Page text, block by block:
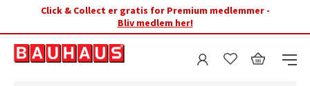
Click & Collect er gratis for Premium medlemmer -
Bliv medlem her!